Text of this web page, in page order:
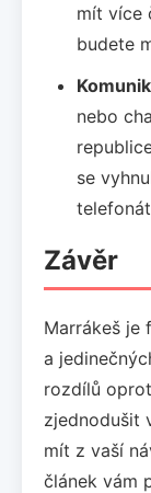
mít více
budete
nebo
se
Závěr
Marrákeš je
a
rozdílů
zjednodušit
mít z vaší
článek vám